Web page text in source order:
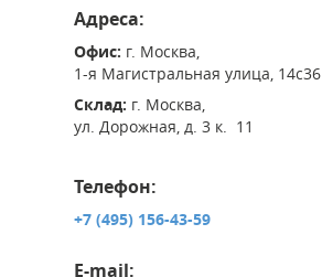
Адреса:
Офис: г. Москва,
1-я Магистральная улица, 14с36
Склад: г. Москва,
ул. Дорожная, д. 3 к. 11
Телефон:
+7 (495) 156-43-59
E-mail: